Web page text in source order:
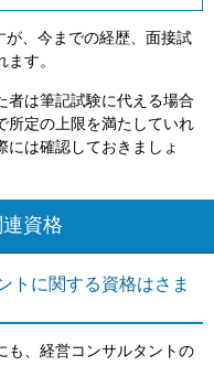
、今までの経歴、面接試
す。
者は筆記試験に代える場合
所定の上限を満たしていれ
には確認しておきましょ
資格
トに関する資格はさま
も、経営コンサルタントの